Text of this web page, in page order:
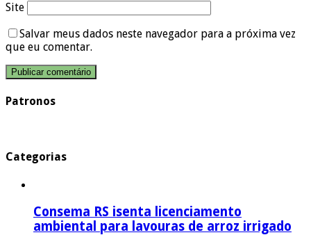
Site
Salvar meus dados neste navegador para a próxima vez
que eu comentar.
Patronos
Categorias
Consema RS isenta licenciamento
ambiental para lavouras de arroz irrigado